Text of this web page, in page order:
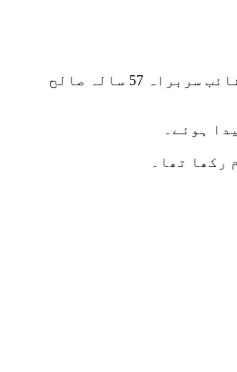
لبنانی میڈیا کے مطابق اسرائیل نے بیروت کے جنوبی مضافات میں واقع حماس کے دفتر کو نشانہ بنایا جس میں حماس کے سیاسی بیورو کے نائب سربراہ 57 سالہ صالح